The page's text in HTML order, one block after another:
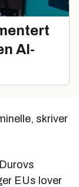
AI-
skriver
EUs lover